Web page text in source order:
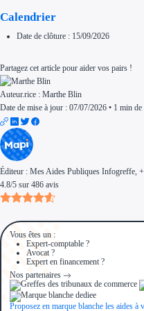
Calendrier
Date de clôture : 15/09/2026
Partagez cet article pour aider vos pairs !
Auteur.rice : Marthe Blin
Date de mise à jour : 07/07/2026 • 1 min de
Éditeur : Mes Aides Publiques Infogreffe ,
4.8/5 sur 486 avis
Vous êtes un :
Expert-comptable ?
Avocat ?
Expert en financement ?
Nos partenaires
Proposez en marque blanche les aides à